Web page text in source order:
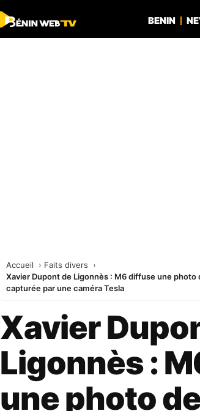
BENIN
Accueil
Faits divers
Xavier Dupont de Ligonnès : M6 diffuse une photo
capturée par une caméra Tesla
Xavier
Ligonnès :
une photo